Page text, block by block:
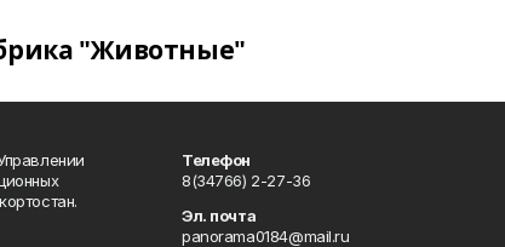
"Животные"
Телефон
8(34766) 2-27-36
Эл. почта
panorama0184@mail.ru